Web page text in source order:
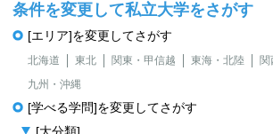
条件を変更して私立大学をさがす
[エリア]を変更してさがす
北海道 東北 関東・甲信越 東海・北陸 関
九州・沖縄
[学べる学問]を変更してさがす